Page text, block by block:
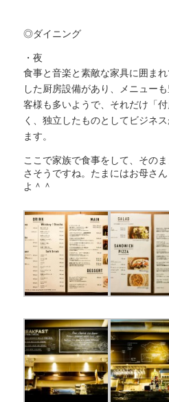
◎ダイニング
・夜
食事と音楽と素敵な家具に囲ま
した厨房設備があり、メニュー
客様も多いようで、それだけ「
く、独立したものとしてビジネ
ます。
ここで家族で食事をして、その
さそうですね。たまにはお母さ
よ＾＾